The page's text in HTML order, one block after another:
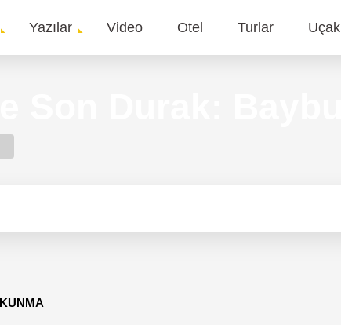
Yazılar Video Otel Turlar Uçak